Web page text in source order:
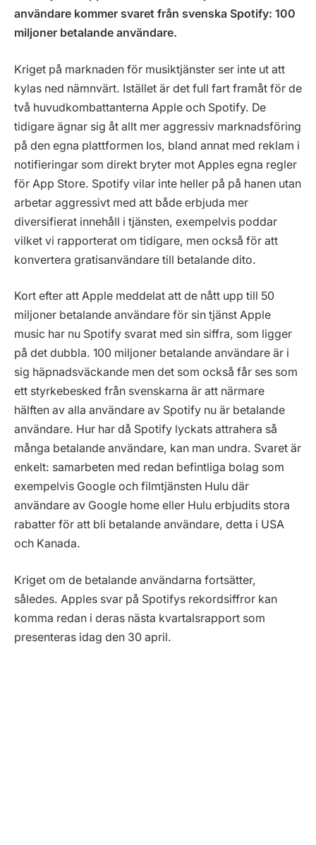
användare kommer svaret från svenska Spotify: 100
miljoner betalande användare.
Kriget på marknaden för musiktjänster ser inte ut att
kylas ned nämnvärt. Istället är det full fart framåt för de
två huvudkombattanterna Apple och Spotify. De
tidigare ägnar sig åt allt mer aggressiv marknadsföring
på den egna plattformen Ios, bland annat med reklam i
notifieringar som direkt bryter mot Apples egna regler
för App Store. Spotify vilar inte heller på på hanen utan
arbetar aggressivt med att både erbjuda mer
diversifierat innehåll i tjänsten, exempelvis poddar
vilket vi rapporterat om tidigare, men också för att
konvertera gratisanvändare till betalande dito.
Kort efter att Apple meddelat att de nått upp till 50
miljoner betalande användare för sin tjänst Apple
music har nu Spotify svarat med sin siffra, som ligger
på det dubbla. 100 miljoner betalande användare är i
sig häpnadsväckande men det som också får ses som
ett styrkebesked från svenskarna är att närmare
hälften av alla användare av Spotify nu är betalande
användare. Hur har då Spotify lyckats attrahera så
många betalande användare, kan man undra. Svaret är
enkelt: samarbeten med redan befintliga bolag som
exempelvis Google och filmtjänsten Hulu där
användare av Google home eller Hulu erbjudits stora
rabatter för att bli betalande användare, detta i USA
och Kanada.
Kriget om de betalande användarna fortsätter,
således. Apples svar på Spotifys rekordsiffror kan
komma redan i deras nästa kvartalsrapport som
presenteras idag den 30 april.